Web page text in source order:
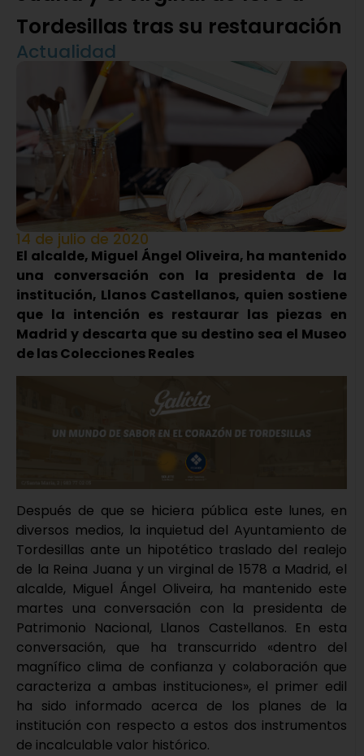
Tordesillas tras su restauración
Actualidad
14 de julio de 2020
El alcalde, Miguel Ángel Oliveira, ha mantenido
una conversación con la presidenta de la
institución, Llanos Castellanos, quien sostiene
que la intención es restaurar las piezas en
Madrid y descarta que su destino sea el Museo
de las Colecciones Reales
Después de que se hiciera pública este lunes, en
diversos medios, la inquietud del Ayuntamiento de
Tordesillas ante un hipotético traslado del realejo
de la Reina Juana y un virginal de 1578 a Madrid, el
alcalde, Miguel Ángel Oliveira, ha mantenido este
martes una conversación con la presidenta de
Patrimonio Nacional, Llanos Castellanos. En esta
conversación, que ha transcurrido «dentro del
magnífico clima de confianza y colaboración que
caracteriza a ambas instituciones», el primer edil
ha sido informado acerca de los planes de la
institución con respecto a estos dos instrumentos
de incalculable valor histórico.